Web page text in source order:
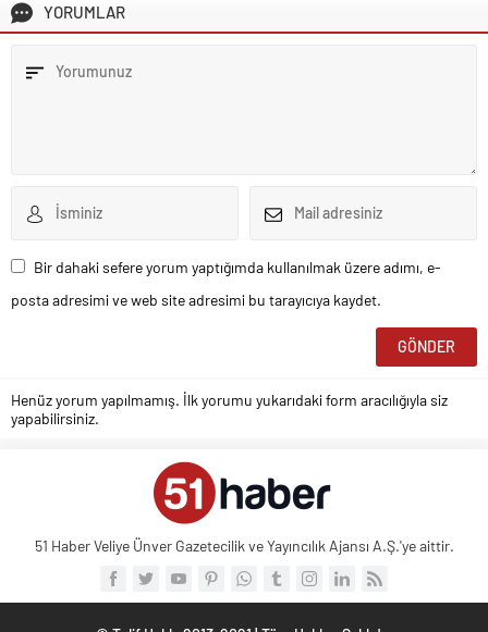
YORUMLAR
Bir dahaki sefere yorum yaptığımda kullanılmak üzere adımı, e-
posta adresimi ve web site adresimi bu tarayıcıya kaydet.
Henüz yorum yapılmamış. İlk yorumu yukarıdaki form aracılığıyla siz
yapabilirsiniz.
51 Haber Veliye Ünver Gazetecilik ve Yayıncılık Ajansı A.Ş.'ye aittir.